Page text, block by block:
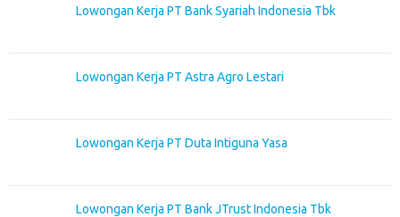
Lowongan Kerja PT Bank Syariah Indonesia Tbk
Lowongan Kerja PT Astra Agro Lestari
Lowongan Kerja PT Duta Intiguna Yasa
Lowongan Kerja PT Bank JTrust Indonesia Tbk